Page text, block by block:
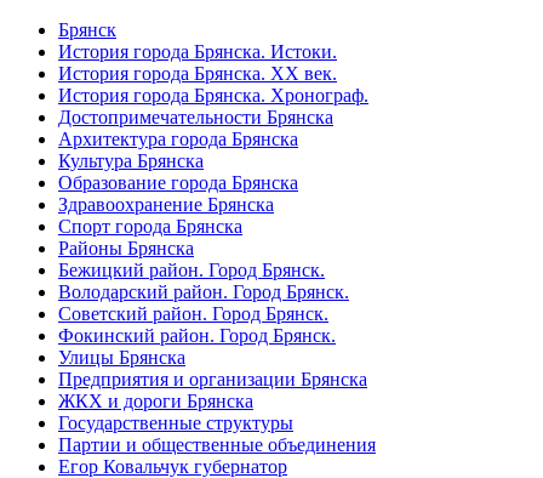
Брянск
История города Брянска. Истоки.
История города Брянска. XX век.
История города Брянска. Хронограф.
Достопримечательности Брянска
Архитектура города Брянска
Культура Брянска
Образование города Брянска
Здравоохранение Брянска
Спорт города Брянска
Районы Брянска
Бежицкий район. Город Брянск.
Володарский район. Город Брянск.
Советский район. Город Брянск.
Фокинский район. Город Брянск.
Улицы Брянска
Предприятия и организации Брянска
ЖКХ и дороги Брянска
Государственные структуры
Партии и общественные объединения
Егор Ковальчук губернатор